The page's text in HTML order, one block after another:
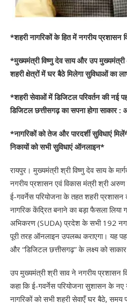
*शहरी नागरिकों के हित में नगरीय प्रशासन
*मुख्यमंत्री विष्णु देव साय और उप
शहरी क्षेत्रों में घर बैठे मिलेगा सुविधाओं का
*शहरी सेवाओं में डिजिटल परिवर्तन की नई
डिजिटल छत्तीसगढ़ का सपना होगा साकार
*नागरिकों को तेज और पारदर्शी सुविधाएं
निकायों को सभी सुविधाएं ऑनलाइन*
रायपुर। मुख्यमंत्री श्री विष्णु देव साय के
नगरीय प्रशासन एवं विकास मंत्री श्री अरुण
ई-गवर्नेस परियोजना के तहत शहरी प्रशासन
नागरिक केंद्रित बनाने का बड़ा फैसला लिया
अभिकरण (SUDA) प्रदेश के सभी 192
पूरी तरह ऑनलाइन उपलब्ध कराएगा। यह
और “डिजिटल छत्तीसगढ़” के लक्ष्य को
उप मुख्यमंत्री श्री साव ने नगरीय प्रशासन
कहा कि ई-गवर्नेस परियोजना सुशासन के
नागरिकों को सभी शहरी सेवाएँ घर बैठे, समय